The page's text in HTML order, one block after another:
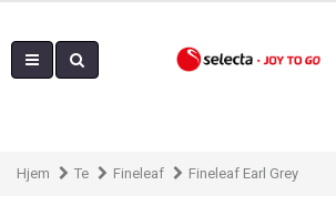
Hjem Te Fineleaf Fineleaf Earl Grey